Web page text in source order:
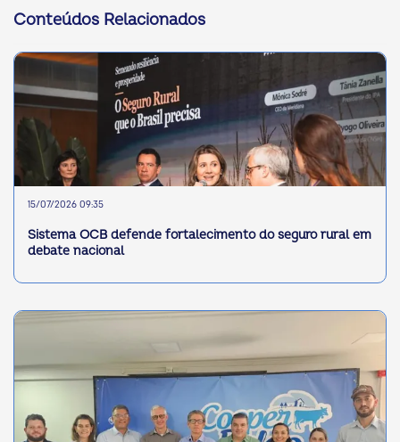
Conteúdos Relacionados
15/07/2026 09:35
Sistema OCB defende fortalecimento do seguro rural em
debate nacional